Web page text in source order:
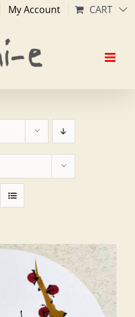
My Account CART